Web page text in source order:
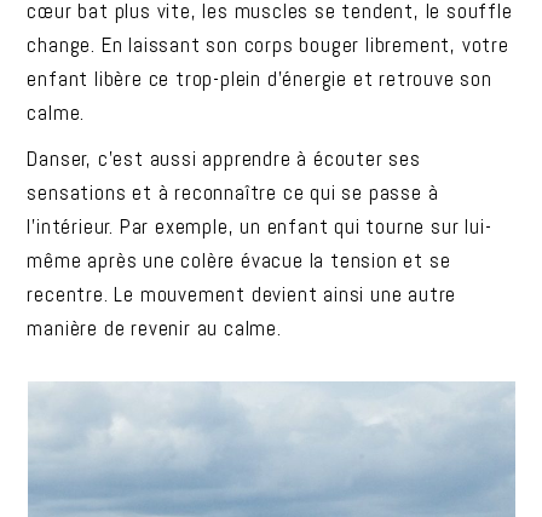
cœur bat plus vite, les muscles se tendent, le souffle
change. En laissant son corps bouger librement, votre
enfant libère ce trop-plein d’énergie et retrouve son
calme.
Danser, c’est aussi apprendre à écouter ses
sensations et à reconnaître ce qui se passe à
l’intérieur. Par exemple, un enfant qui tourne sur lui-
même après une colère évacue la tension et se
recentre. Le mouvement devient ainsi une autre
manière de revenir au calme.